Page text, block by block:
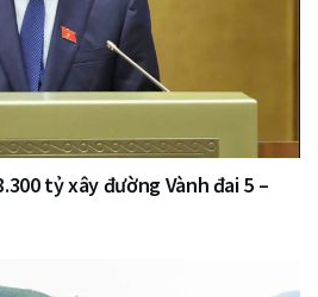
tỷ xây đường Vành đai 5 –